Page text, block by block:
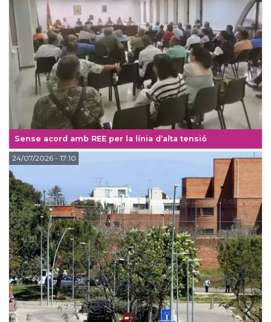
Sense acord amb REE per la línia d’alta tensió
24/07/2026- 17:10